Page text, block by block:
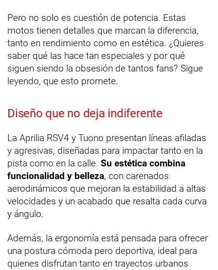
Pero no solo es cuestión de potencia. Estas
motos tienen detalles que marcan la diferencia,
tanto en rendimiento como en estética. ¿Quieres
saber qué las hace tan especiales y por qué
siguen siendo la obsesión de tantos fans? Sigue
leyendo, que esto promete.
Diseño que no deja indiferente
La Aprilia RSV4 y Tuono presentan líneas afiladas
y agresivas, diseñadas para impactar tanto en la
pista como en la calle. Su estética combina
funcionalidad y belleza, con carenados
aerodinámicos que mejoran la estabilidad a altas
velocidades y un acabado que resalta cada curva
y ángulo.
Además, la ergonomía está pensada para ofrecer
una postura cómoda pero deportiva, ideal para
quienes disfrutan tanto en trayectos urbanos